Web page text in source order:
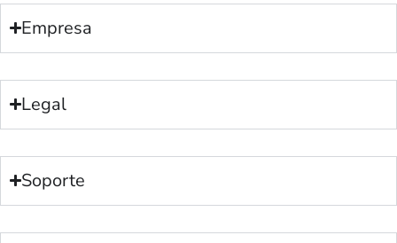
Empresa
Legal
Soporte